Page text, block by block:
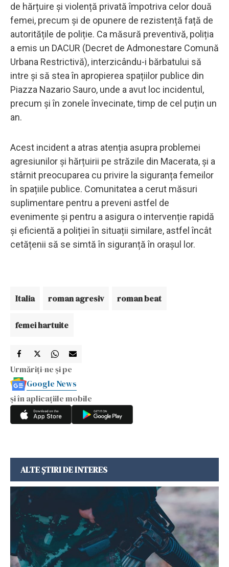
de hărțuire și violență privată împotriva celor două
femei, precum și de opunere de rezistență față de
autoritățile de poliție. Ca măsură preventivă, poliția
a emis un DACUR (Decret de Admonestare Comună
Urbana Restrictivă), interzicându-i bărbatului să
intre și să stea în apropierea spațiilor publice din
Piazza Nazario Sauro, unde a avut loc incidentul,
precum și în zonele învecinate, timp de cel puțin un
an.
Acest incident a atras atenția asupra problemei
agresiunilor și hărțuirii pe străzile din Macerata, și a
stârnit preocuparea cu privire la siguranța femeilor
în spațiile publice. Comunitatea a cerut măsuri
suplimentare pentru a preveni astfel de
evenimente și pentru a asigura o intervenție rapidă
și eficientă a poliției în situații similare, astfel încât
cetățenii să se simtă în siguranță în orașul lor.
Italia roman agresiv roman beat
femei hartuite
Urmăriți-ne și pe
Google News
și în aplicațiile mobile
ALTE ȘTIRI DE INTERES